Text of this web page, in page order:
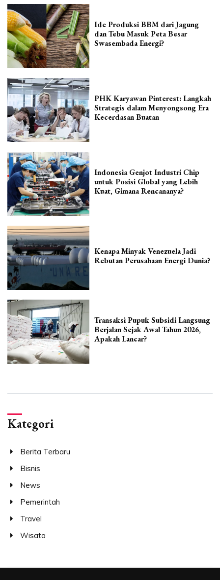
Ide Produksi BBM dari Jagung
dan Tebu Masuk Peta Besar
Swasembada Energi?
PHK Karyawan Pinterest: Langkah
Strategis dalam Menyongsong Era
Kecerdasan Buatan
Indonesia Genjot Industri Chip
untuk Posisi Global yang Lebih
Kuat, Gimana Rencananya?
Kenapa Minyak Venezuela Jadi
Rebutan Perusahaan Energi Dunia?
Transaksi Pupuk Subsidi Langsung
Berjalan Sejak Awal Tahun 2026,
Apakah Lancar?
Kategori
Berita Terbaru
Bisnis
News
Pemerintah
Travel
Wisata